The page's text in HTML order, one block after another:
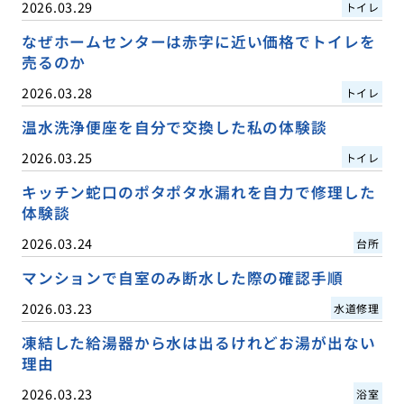
2026.03.29 トイレ
なぜホームセンターは赤字に近い価格でトイレを
売るのか
2026.03.28 トイレ
温水洗浄便座を自分で交換した私の体験談
2026.03.25 トイレ
キッチン蛇口のポタポタ水漏れを自力で修理した
体験談
2026.03.24 台所
マンションで自室のみ断水した際の確認手順
2026.03.23 水道修理
凍結した給湯器から水は出るけれどお湯が出ない
理由
2026.03.23 浴室